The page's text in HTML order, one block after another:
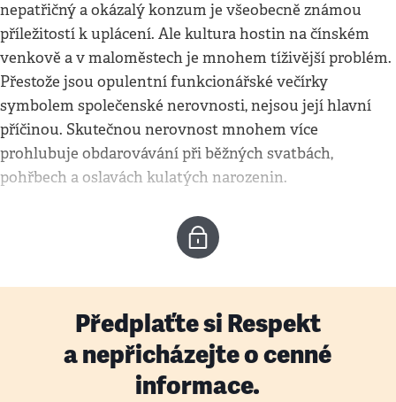
nepatřičný a okázalý konzum je všeobecně známou
příležitostí k uplácení. Ale kultura hostin na čínském
venkově a v maloměstech je mnohem tíživější problém.
Přestože jsou opulentní funkcionářské večírky
symbolem společenské nerovnosti, nejsou její hlavní
příčinou. Skutečnou nerovnost mnohem více
prohlubuje obdarovávání při běžných svatbách,
pohřbech a oslavách kulatých narozenin.
Předplaťte si Respekt
a nepřicházejte o cenné
informace.